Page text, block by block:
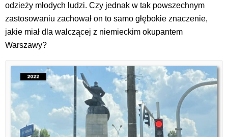
odzieży młodych ludzi. Czy jednak w tak powszechnym
zastosowaniu zachował on to samo głębokie znaczenie,
jakie miał dla walczącej z niemieckim okupantem
Warszawy?